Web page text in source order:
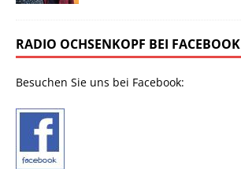
RADIO OCHSENKOPF BEI FACEBOOK
Besuchen Sie uns bei Facebook: